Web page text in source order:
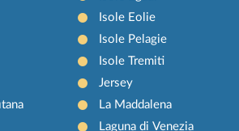
Isole Eolie
Isole Pelagie
Isole Tremiti
Jersey
La Maddalena
Laguna di Venezia